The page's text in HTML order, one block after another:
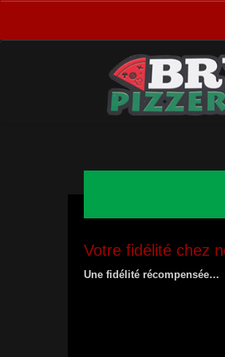
Votre fidélité chez
Une fidélité récompensée…